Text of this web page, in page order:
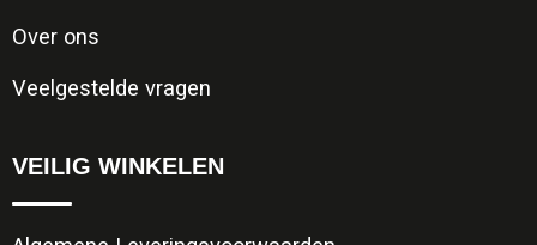
Over ons
Veelgestelde vragen
VEILIG WINKELEN